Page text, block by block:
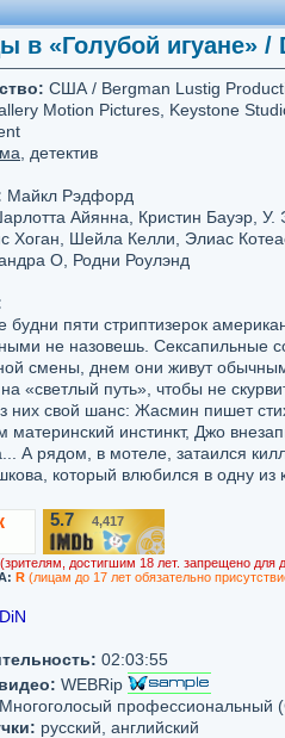
в «Голубой игуане» /
США / Bergman Lustig
Motion Pictures, Keystone
, детектив
Майкл Рэдфорд
Айянна, Кристин Бауэр, У.
Хоган, Шейла Келли, Элиас
О, Родни Роулэнд
будни пяти стриптизерок
не назовешь. Сексапильные
смены, днем они живут
«светлый путь», чтобы не
них свой шанс: Жасмин пишет
материнский инстинкт, Джо
А рядом, в мотеле, затаился
который влюбился в одну из
5.7 4,417
(зрителям, достигшим 18 лет. запрещено для
R (лицам до 17 лет обязательно
DiN
02:03:55
WEBRip
Многоголосый профессиональный
русский, английский